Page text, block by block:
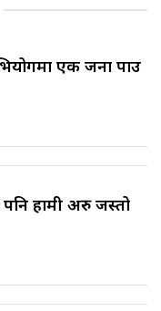
एक जना पक्राउ
पनि हामी अरु जस्तो